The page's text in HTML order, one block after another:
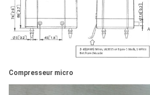
Compresseur micro